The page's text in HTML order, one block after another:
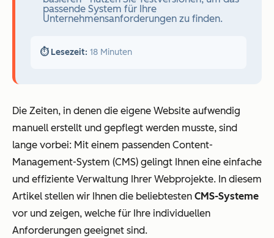
passende System für Ihre
Unternehmensanforderungen zu finden.
⏱️ Lesezeit: 18 Minuten
Die Zeiten, in denen die eigene Website aufwendig
manuell erstellt und gepflegt werden musste, sind
lange vorbei: Mit einem passenden Content-
Management-System (CMS) gelingt Ihnen eine einfache
und effiziente Verwaltung Ihrer Webprojekte. In diesem
Artikel stellen wir Ihnen die beliebtesten CMS-Systeme
vor und zeigen, welche für Ihre individuellen
Anforderungen geeignet sind.